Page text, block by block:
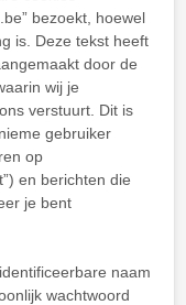
bezoekt, hoewel
is. Deze tekst heeft
door de
wij je
verstuurt. Dit is
gebruiker
op
en berichten die
je bent
naam
wachtwoord